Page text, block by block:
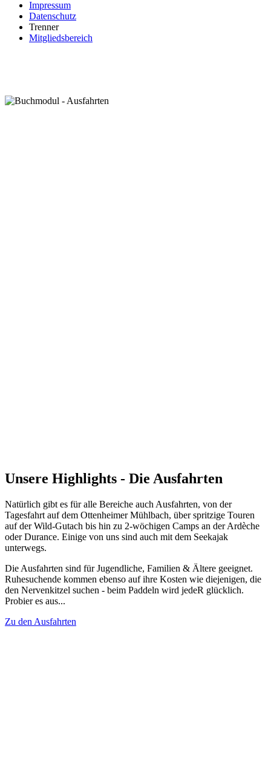
Unsere Highlights - Die Ausfahrten
Natürlich gibt es für alle Bereiche auch Ausfahrten, von der
Tagesfahrt auf dem Ottenheimer Mühlbach, über spritzige Touren
auf der Wild-Gutach bis hin zu 2-wöchigen Camps an der Ardèche
oder Durance. Einige von uns sind auch mit dem Seekajak
unterwegs.
Die Ausfahrten sind für Jugendliche, Familien & Ältere geeignet.
Ruhesuchende kommen ebenso auf ihre Kosten wie diejenigen, die
den Nervenkitzel suchen - beim Paddeln wird jedeR glücklich.
Probier es aus...
Zu den Ausfahrten
Impressum
Datenschutz
Trenner
Mitgliedsbereich